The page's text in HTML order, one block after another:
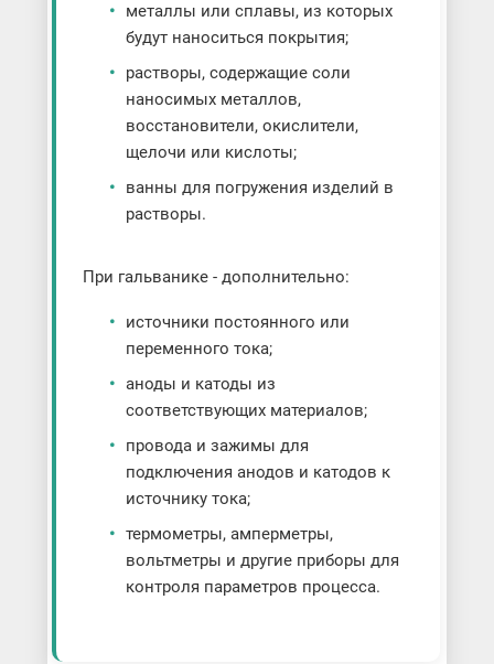
металлы или сплавы, из которых
будут наноситься покрытия;
растворы, содержащие соли
наносимых металлов,
восстановители, окислители,
щелочи или кислоты;
ванны для погружения изделий в
растворы.
При гальванике - дополнительно:
источники постоянного или
переменного тока;
аноды и катоды из
соответствующих материалов;
провода и зажимы для
подключения анодов и катодов к
источнику тока;
термометры, амперметры,
вольтметры и другие приборы для
контроля параметров процесса.